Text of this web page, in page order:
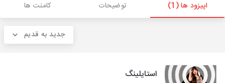
اپیزود ها (1)
توضیحات کامنت ها
جدید به قدیم
استایلینگ